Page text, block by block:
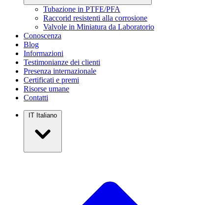
Tubazione in PTFE/PFA
Raccorid resistenti alla corrosione
Valvole in Miniatura da Laboratorio
Conoscenza
Blog
Informazioni
Testimonianze dei clienti
Presenza internazionale
Certificati e premi
Risorse umane
Contatti
IT Italiano